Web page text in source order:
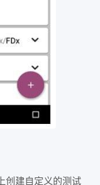
创建自定义的测试